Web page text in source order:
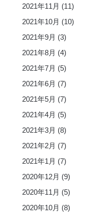
2021年11月 (11)
2021年10月 (10)
2021年9月 (3)
2021年8月 (4)
2021年7月 (5)
2021年6月 (7)
2021年5月 (7)
2021年4月 (5)
2021年3月 (8)
2021年2月 (7)
2021年1月 (7)
2020年12月 (9)
2020年11月 (5)
2020年10月 (8)